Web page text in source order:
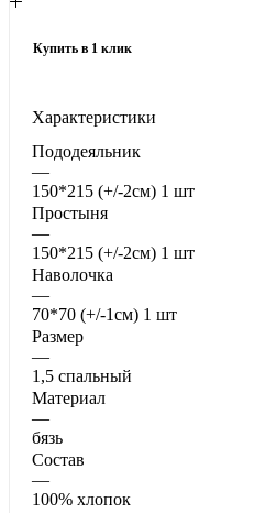
Купить в 1 клик
Характеристики
Пододеяльник
—
150*215 (+/-2см) 1 шт
Простыня
—
150*215 (+/-2см) 1 шт
Наволочка
—
70*70 (+/-1см) 1 шт
Размер
—
1,5 спальный
Материал
—
бязь
Состав
—
100% хлопок